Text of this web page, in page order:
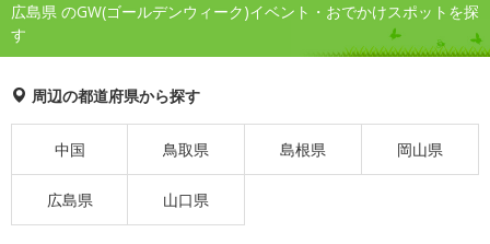
広島県 のGW(ゴールデンウィーク)イベント・おでかけスポットを探
す
周辺の都道府県から探す
中国 鳥取県 島根県 岡山県
広島県 山口県